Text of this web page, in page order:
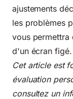
ajustements
les problèmes
vous permettra
d'un écran figé.
Cet article est
évaluation
consultez un